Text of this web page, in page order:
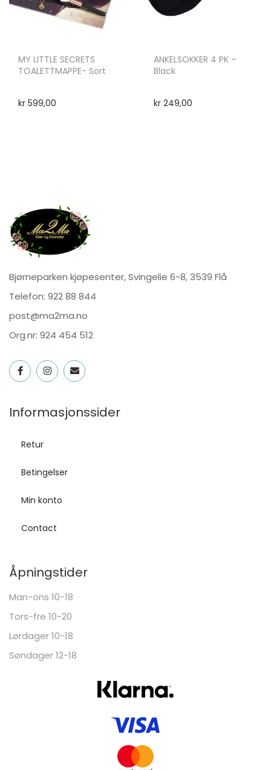
MY LITTLE SECRETS
TOALETTMAPPE- Sort
kr 599,00
ANKELSOKKER 4 PK –
Black
kr249,00
Bjørneparken kjøpesenter, Svingelie 6-8, 3539 Flå
Telefon: 922 88 844
post@ma2ma.no
Org.nr: 924 454 512
Informasjonssider
Retur
Betingelser
Min konto
Contact
Åpningstider
Man-ons 10-18
Tors-fre 10-20
Lørdager 10-18
Søndager 12-18